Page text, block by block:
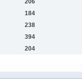
206
184
238
394
204